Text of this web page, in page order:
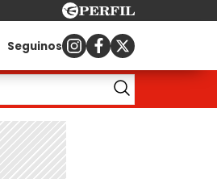
Seguinos